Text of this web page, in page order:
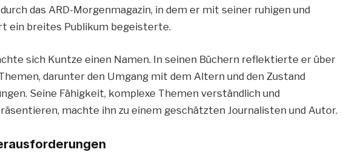
das ARD-Morgenmagazin, in dem er mit seiner ruhigen und
ein breites Publikum begeisterte.
sich Kuntze einen Namen. In seinen Büchern reflektierte er über
darunter den Umgang mit dem Altern und den Zustand
Seine Fähigkeit, komplexe Themen verständlich und
machte ihn zu einem geschätzten Journalisten und Autor.